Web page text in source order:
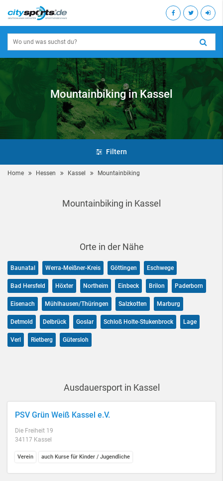
Mountainbiking in Kassel
Filtern
Home Hessen Kassel Mountainbiking
Mountainbiking in Kassel
Orte in der Nähe
Baunatal Werra-Meißner-Kreis Göttingen Eschwege
Bad Hersfeld Höxter Northeim Einbeck Brilon Paderborn
Eisenach Mühlhausen/Thüringen Salzkotten Marburg
Detmold Delbrück Goslar Schloß Holte-Stukenbrock Lage
Verl Rietberg Gütersloh
Ausdauersport in Kassel
PSV Grün Weiß Kassel e.V.
Die Freiheit 19
34117 Kassel
Verein auch Kurse für Kinder / Jugendliche